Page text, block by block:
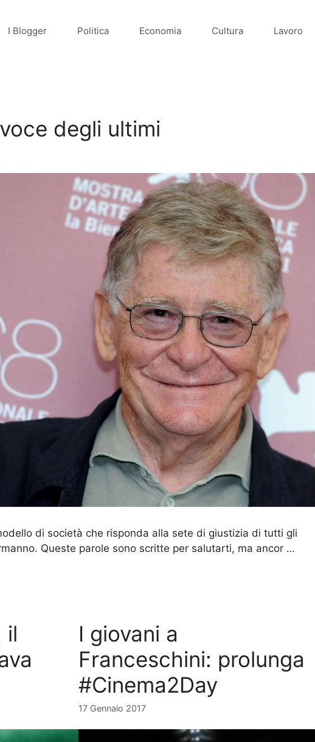
I Blogger Politica Economia Cultura Lavoro
degli ultimi
di società che risponda alla sete di giustizia di tutti gli
Queste parole sono scritte per salutarti, ma ancor …
il
I giovani a
Franceschini: prolunga
#Cinema2Day
17 Gennaio 2017